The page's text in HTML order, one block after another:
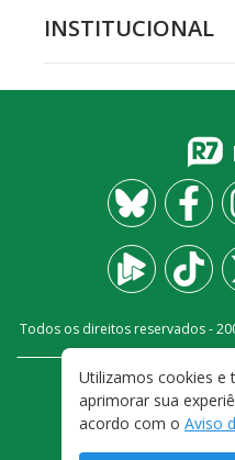
INSTITUCIONAL
Todos os direitos reservados -
FALE
TERMOS E
Utilizamos cookies e
aprimorar sua
acordo com o Aviso